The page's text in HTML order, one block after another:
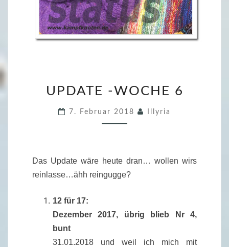
P
D
A
-
W
H
UPDATE -WOCHE 6
7. Februar 2018 Illyria
Das Update wäre heute dran… wollen wirs
reinlasse…ähh reingugge?
12 für 17:
Dezember 2017, übrig blieb Nr 4,
bunt
31.01.2018 und weil ich mich mit